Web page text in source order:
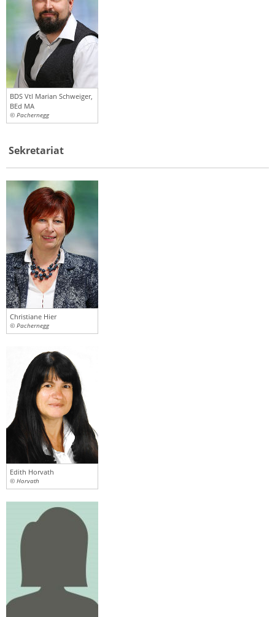
BDS Vtl Marian Schweiger,
BEd MA
© Pachernegg
Sekretariat
Christiane Hier
© Pachernegg
Edith Horvath
© Horvath